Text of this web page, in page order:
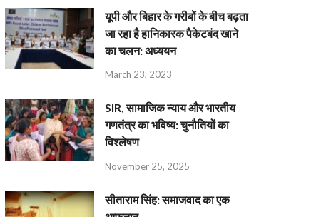
यूपी और बिहार के गरीबों के बीच बढ़ता
जा रहा है हानिकारक पैकेटबंद खाने
का चलन: अध्ययन
March 23, 2023
SIR, सामाजिक न्याय और भारतीय
गणतंत्र का भविष्य: चुनौतियों का
विश्लेषण
November 25, 2025
सीताराम सिंह: समाजवाद का एक